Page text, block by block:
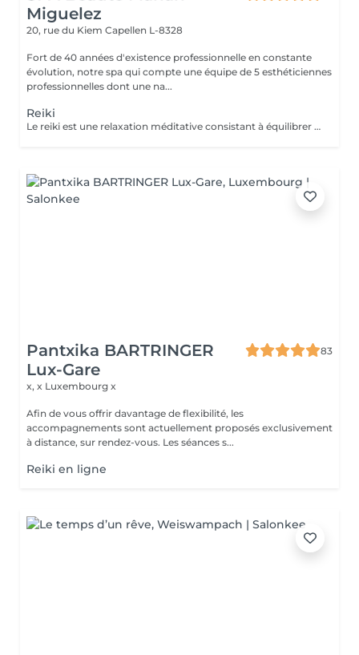
Miguelez
20, rue du Kiem Capellen L-8328
Fort de 40 années d'existence professionnelle en constante
évolution, notre spa qui compte une équipe de 5 esthéticiennes
professionnelles dont une na...
Reiki
Le reiki est une relaxation méditative consistant à équilibrer les énergies de la personne, pour qu'elle trouve un apaisement durable et profond au niveau de son corps, de son psychique et de son émotionnel. Elle utilise un toucher sur des points spécifiques du circuit énergétique du corps et favorise ainsi l'émergence des potentiels naturels solutionnant. Le praticien capte l'énergie universelle du cosmos et de la terre et la transmet au receveur par l'imposition des mains. L'énergie circule alors dans tout le corps du receveur : elle aligne, nettoie, équilibre, transforme, soigne ce qui peut l'être pendant le soin.Le Reiki agit sur la totalité de l'individu et donc sur ses indivisibles composantes mentale, physique, émotionnelle et spirituelle. Comment se déroule une séance Reiki ? Le receveur reste habillé, se déchausse et s'installe confortablement sur une table de massage. Le praticien pose légèrement ses mains sur les chakras (roues d'énergie) du receveur, pendant environ 3 minutes par position. Durant la première demi-heure, le receveur est couché sur le dos. Puis il se tourne sur le ventre. La séance est généralement accompagnée d'une musique douce et relaxante.
Pantxika BARTRINGER
Lux-Gare
83
x, x Luxembourg x
Afin de vous offrir davantage de flexibilité, les
accompagnements sont actuellement proposés exclusivement
à distance, sur rendez-vous. Les séances s...
Reiki en ligne